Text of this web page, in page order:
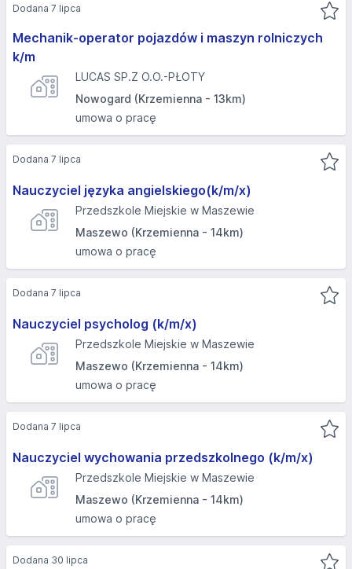
Mechanik-operator pojazdów i maszyn rolniczych
k/m
LUCAS SP.Z O.O.-PŁOTY
Nowogard (Krzemienna - 13km)
umowa o pracę
Dodana 7 lipca
Nauczyciel języka angielskiego(k/m/x)
Przedszkole Miejskie w Maszewie
Maszewo (Krzemienna - 14km)
umowa o pracę
Dodana 7 lipca
Nauczyciel psycholog (k/m/x)
Przedszkole Miejskie w Maszewie
Maszewo (Krzemienna - 14km)
umowa o pracę
Dodana 7 lipca
Nauczyciel wychowania przedszkolnego (k/m/x)
Przedszkole Miejskie w Maszewie
Maszewo (Krzemienna - 14km)
umowa o pracę
Dodana 7 lipca
Dodana 30 lipca